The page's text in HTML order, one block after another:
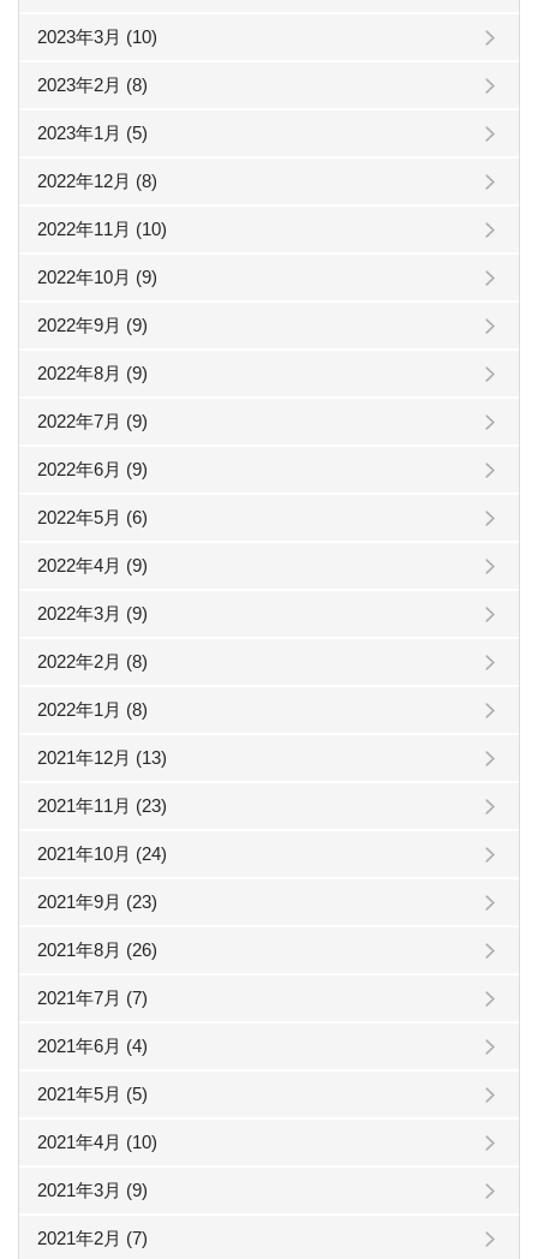
2023年3月 (10)
2023年2月 (8)
2023年1月 (5)
2022年12月 (8)
2022年11月 (10)
2022年10月 (9)
2022年9月 (9)
2022年8月 (9)
2022年7月 (9)
2022年6月 (9)
2022年5月 (6)
2022年4月 (9)
2022年3月 (9)
2022年2月 (8)
2022年1月 (8)
2021年12月 (13)
2021年11月 (23)
2021年10月 (24)
2021年9月 (23)
2021年8月 (26)
2021年7月 (7)
2021年6月 (4)
2021年5月 (5)
2021年4月 (10)
2021年3月 (9)
2021年2月 (7)